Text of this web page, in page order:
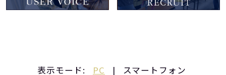
表示モード: PC | スマートフォン